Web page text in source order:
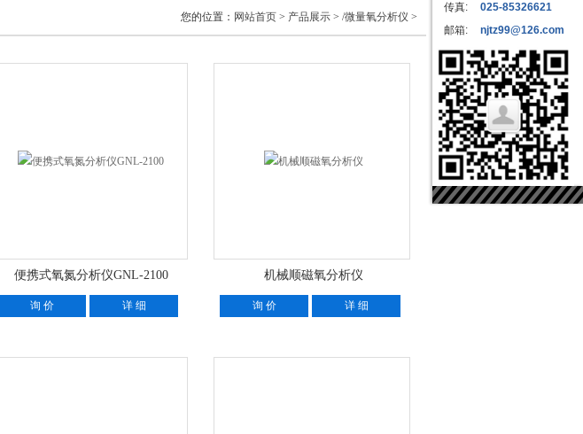
您的位置： 网站首页 > 产品展示 > /微量氧分析仪 >
便携式氧氮分析仪GNL-2100
询 价 详 细
机械顺磁氧分析仪
询 价 详 细
传真:
025-85326621
邮箱:
njtz99@126.com